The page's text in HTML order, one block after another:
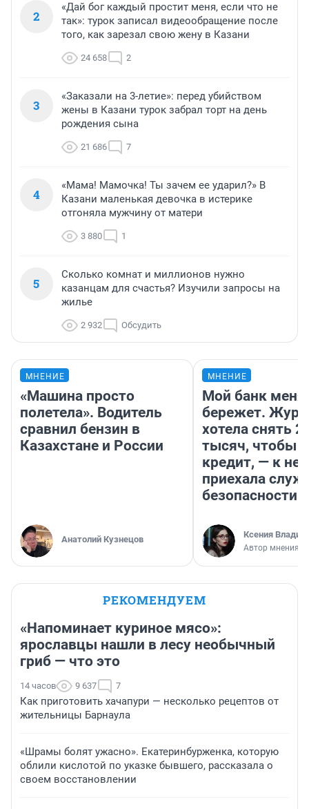
2
«Дай бог каждый простит меня, если что не
так»: турок записал видеообращение после
того, как зарезал свою жену в Казани
24 658 2
3
«Заказали на 3-летие»: перед убийством
жены в Казани турок забрал торт на день
рождения сына
21 686 7
4
«Мама! Мамочка! Ты зачем ее ударил?» В
Казани маленькая девочка в истерике
отгоняла мужчину от матери
3 880 1
5
Сколько комнат и миллионов нужно
казанцам для счастья? Изучили запросы на
жилье
2 932 Обсудить
МНЕНИЕ
«Машина просто
полетела». Водитель
сравнил бензин в
Казахстане и России
Анатолий Кузнецов
МНЕНИЕ
Мой банк меня
бережет.
хотела снять
тысяч, чтобы
кредит, — к
приехала
безопасности
Ксения
Автор мнения
РЕКОМЕНДУЕМ
«Напоминает куриное мясо»:
ярославцы нашли в лесу необычный
гриб — что это
14 часов 9 637 7
Как приготовить хачапури — несколько рецептов от
жительницы Барнаула
«Шрамы болят ужасно». Екатеринбурженка, которую
облили кислотой по указке бывшего, рассказала о
своем восстановлении